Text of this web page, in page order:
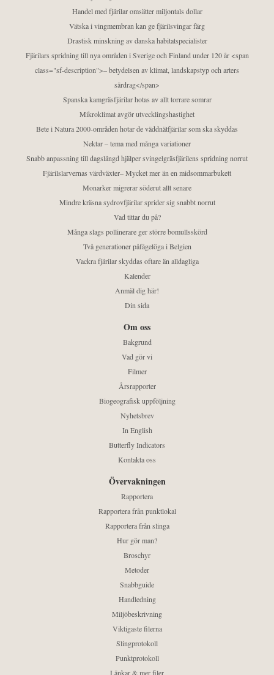
Handel med fjärilar omsätter miljontals dollar
Vätska i vingmembran kan ge fjärilsvingar färg
Drastisk minskning av danska habitatspecialister
Fjärilars spridning till nya områden i Sverige och Finland under 120 år <span
class="sf-description">– betydelsen av klimat, landskapstyp och arters
särdrag</span>
Spanska kamgräsfjärilar hotas av allt torrare somrar
Mikroklimat avgör utvecklingshastighet
Bete i Natura 2000-områden hotar de väddnätfjärilar som ska skyddas
Nektar – tema med många variationer
Snabb anpassning till dagslängd hjälper svingelgräsfjärilens spridning norrut
Fjärilslarvernas värdväxter– Mycket mer än en midsommarbukett
Monarker migrerar söderut allt senare
Mindre kräsna sydrovfjärilar sprider sig snabbt norrut
Vad tittar du på?
Många slags pollinerare ger större bomullsskörd
Två generationer påfågelöga i Belgien
Vackra fjärilar skyddas oftare än alldagliga
Kalender
Anmäl dig här!
Din sida
Om oss
Bakgrund
Vad gör vi
Filmer
Årsrapporter
Biogeografisk uppföljning
Nyhetsbrev
In English
Butterfly Indicators
Kontakta oss
Övervakningen
Rapportera
Rapportera från punktlokal
Rapportera från slinga
Hur gör man?
Broschyr
Metoder
Snabbguide
Handledning
Miljöbeskrivning
Viktigaste filerna
Slingprotokoll
Punktprotokoll
Länkar & mer filer